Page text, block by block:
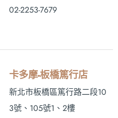
02-2253-7679
卡多摩-板橋篤行店
新北市板橋區篤行路二段10
3號、105號1、2樓